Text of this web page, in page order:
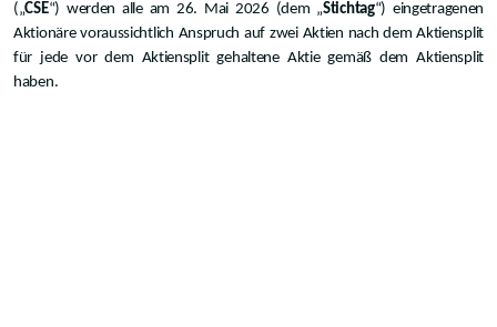
(„CSE“) werden alle am 26. Mai 2026 (dem „Stichtag“) eingetragenen
Aktionäre voraussichtlich Anspruch auf zwei Aktien nach dem Aktiensplit
für jede vor dem Aktiensplit gehaltene Aktie gemäß dem Aktiensplit
haben.